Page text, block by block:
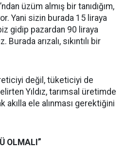
üzüm almış bir tanıdığım,
Yani sizin burada 15 liraya
gidip pazardan 90 liraya
arızalı, sıkıntılı bir
değil, tüketiciyi de
Yıldız, tarımsal üretimde
akılla ele alınması gerektiğini
OLMALI”